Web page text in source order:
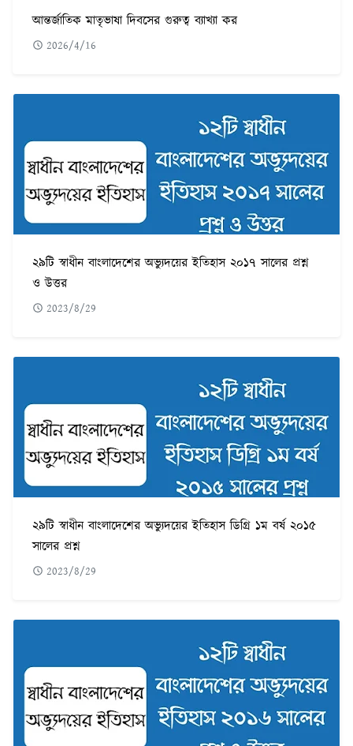
আন্তর্জাতিক মাতৃভাষা দিবসের গুরুত্ব ব্যাখ্যা কর
2026/4/16
২৯টি স্বাধীন বাংলাদেশের অভ্যুদয়ের ইতিহাস ২০১৭ সালের প্রশ্ন
ও উত্তর
2023/8/29
২৯টি স্বাধীন বাংলাদেশের অভ্যুদয়ের ইতিহাস ডিগ্রি ১ম বর্ষ ২০১৫
সালের প্রশ্ন
2023/8/29